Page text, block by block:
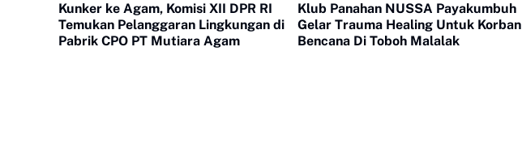
Kunker ke Agam, Komisi XII DPR RI
Temukan Pelanggaran Lingkungan di
Pabrik CPO PT Mutiara Agam
Klub Panahan NUSSA Payakumbuh
Gelar Trauma Healing Untuk Korban
Bencana Di Toboh Malalak